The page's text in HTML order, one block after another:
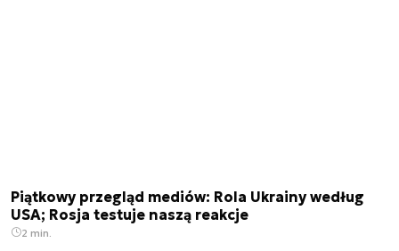
Piątkowy przegląd mediów: Rola Ukrainy według
USA; Rosja testuje naszą reakcje
2 min.